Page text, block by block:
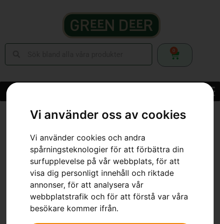
Vi använder oss av cookies
Vi använder cookies och andra
spårningsteknologier för att förbättra din
surfupplevelse på vår webbplats, för att
visa dig personligt innehåll och riktade
annonser, för att analysera vår
webbplatstrafik och för att förstå var våra
besökare kommer ifrån.
0
»Webbutik»Skog »Skogsverktyg »Grensåg »Rak grensåg med